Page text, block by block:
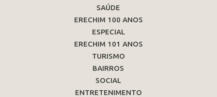
SAÚDE
ERECHIM 100 ANOS
ESPECIAL
ERECHIM 101 ANOS
TURISMO
BAIRROS
SOCIAL
ENTRETENIMENTO